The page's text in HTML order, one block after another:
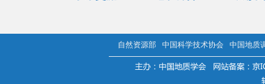
自然资源部 中国科学技术协会 中国地质